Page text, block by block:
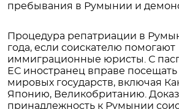
пребывания в Румынии и
Процедура репатриации в
года, если соискателю помогают
иммиграционные юристы. С
ЕС иностранец вправе посещать
мировых государств, включая
Японию, Великобританию.
принадлежность к Румынии